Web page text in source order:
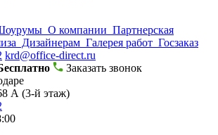
О компании Партнерская
Дизайнерам Галерея работ Госзаказ
krd@office-direct.ru
Заказать звонок
А (3-й этаж)